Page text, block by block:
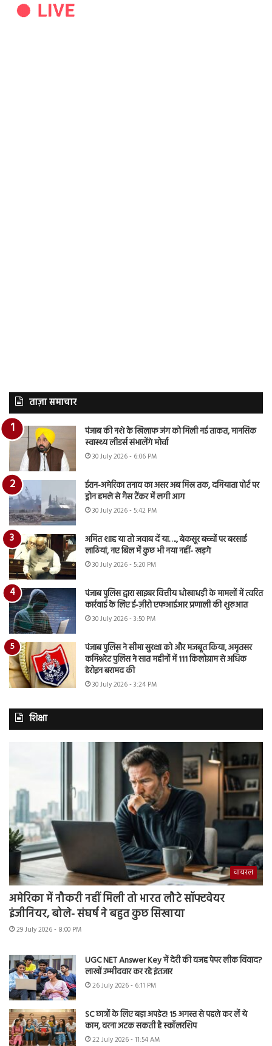
ताज़ा समाचार
पंजाब की नशे के खिलाफ जंग को मिली नई ताकत, मानसिक
स्वास्थ्य लीडर्स संभालेंगे मोर्चा
30 July 2026 - 6:06 PM
ईरान-अमेरिका तनाव का असर अब मिस्र तक, दमियाता पोर्ट पर
ड्रोन हमले से गैस टैंकर में लगी आग
30 July 2026 - 5:42 PM
अमित शाह या तो जवाब दें या…., बेकसूर बच्चों पर बरसाई
लाठियां, नए बिल में कुछ भी नया नहीं- खड़गे
30 July 2026 - 5:20 PM
पंजाब पुलिस द्वारा साइबर वित्तीय धोखाधड़ी के मामलों में त्वरित
कार्रवाई के लिए ई-ज़ीरो एफआईआर प्रणाली की शुरुआत
30 July 2026 - 3:50 PM
पंजाब पुलिस ने सीमा सुरक्षा को और मजबूत किया, अमृतसर
कमिश्नरेट पुलिस ने सात महीनों में 111 किलोग्राम से अधिक
हेरोइन बरामद की
30 July 2026 - 3:24 PM
शिक्षा
वायरल
अमेरिका में नौकरी नहीं मिली तो भारत लौटे सॉफ्टवेयर
इंजीनियर, बोले- संघर्ष ने बहुत कुछ सिखाया
29 July 2026 - 8:00 PM
UGC NET Answer Key में देरी की वजह पेपर लीक विवाद?
लाखों उम्मीदवार कर रहे इंतजार
26 July 2026 - 6:11 PM
SC छात्रों के लिए बड़ा अपडेट! 15 अगस्त से पहले कर लें ये
काम, वरना अटक सकती है स्कॉलरशिप
22 July 2026 - 11:54 AM